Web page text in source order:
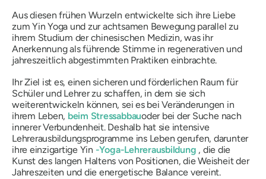
Aus diesen frühen Wurzeln entwickelte sich ihre Liebe
zum Yin Yoga und zur achtsamen Bewegung parallel zu
ihrem Studium der chinesischen Medizin, was ihr
Anerkennung als führende Stimme in regenerativen und
jahreszeitlich abgestimmten Praktiken einbrachte.
Ihr Ziel ist es, einen sicheren und förderlichen Raum für
Schüler und Lehrer zu schaffen, in dem sie sich
weiterentwickeln können, sei es bei Veränderungen in
ihrem Leben, beim Stressabbauoder bei der Suche nach
innerer Verbundenheit. Deshalb hat sie intensive
Lehrerausbildungsprogramme ins Leben gerufen, darunter
ihre einzigartige Yin -Yoga-Lehrerausbildung , die die
Kunst des langen Haltens von Positionen, die Weisheit der
Jahreszeiten und die energetische Balance vereint.